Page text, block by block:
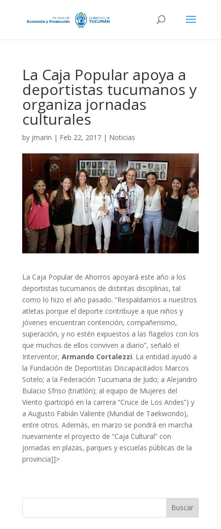
La Caja Popular apoya a
deportistas tucumanos y
organiza jornadas
culturales
by jmarin | Feb 22, 2017| Noticias
La Caja Popular de Ahorros apoyará este año a los
deportistas tucumanos de distintas disciplinas, tal
como lo hizo el año pasado. “Respaldamos a nuestros
atletas porque el deporte contribuye a que niños y
jóvenes encuentran contención, compañerismo,
superación, y no estén expuestos a las flagelos con los
que muchos de ellos conviven a diario”, señaló el
Interventor, Armando Cortalezzi. La entidad ayudó a
la Fundación de Deportistas Discapacitados Marcos
Sotelo; a la Federación Tucumana de Judo; a Alejandro
Bulacio Sfriso (triatlón); al equipo de Mujeres del
Viento (participó en la carrera “Cruce de Los Andes”) y
a Augusto Fabián Valiente (Mundial de Taekwondo),
entre otros. Además, en marzo se pondrá en marcha
nuevamente el proyecto de “Caja Cultural” con
jornadas en plazas, parques y escuelas públicas de la
provincia]]>
Buscar